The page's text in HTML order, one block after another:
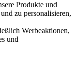
Produkte und
zu personalisieren,
Werbeaktionen,
und